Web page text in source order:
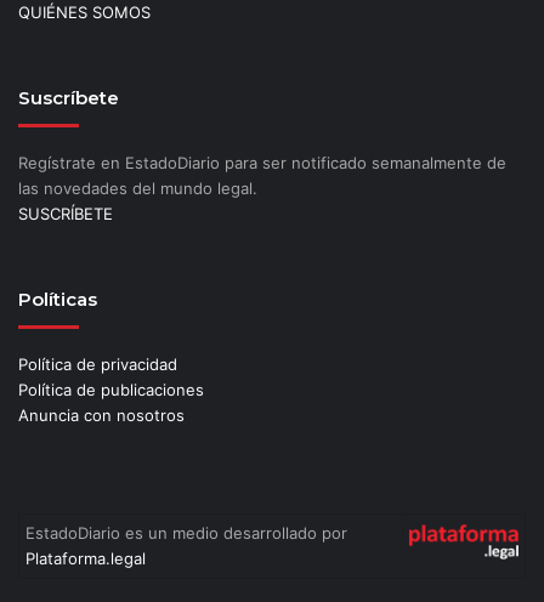
QUIÉNES SOMOS
Suscríbete
Regístrate en EstadoDiario para ser notificado semanalmente de
las novedades del mundo legal.
SUSCRÍBETE
Políticas
Política de privacidad
Política de publicaciones
Anuncia con nosotros
EstadoDiario es un medio desarrollado por
Plataforma.legal